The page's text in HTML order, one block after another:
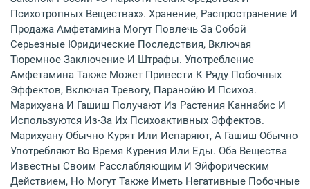
Психотропных Веществах». Хранение, Распространение И
Продажа Амфетамина Могут Повлечь За Собой
Серьезные Юридические Последствия, Включая
Тюремное Заключение И Штрафы. Употребление
Амфетамина Также Может Привести К Ряду Побочных
Эффектов, Включая Тревогу, Паранойю И Психоз.
Марихуана И Гашиш Получают Из Растения Каннабис И
Используются Из-За Их Психоактивных Эффектов.
Марихуану Обычно Курят Или Испаряют, А Гашиш Обычно
Употребляют Во Время Курения Или Еды. Оба Вещества
Известны Своим Расслабляющим И Эйфорическим
Действием, Но Могут Также Иметь Негативные Побочные